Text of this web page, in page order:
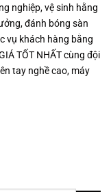
nghiệp, vệ sinh hằng
đánh bóng sàn
vụ khách hàng bằng
TỐT NHẤT cùng đội
tay nghề cao, máy